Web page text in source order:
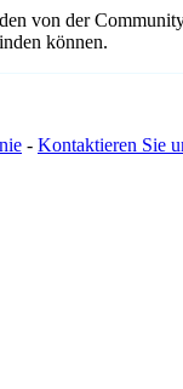
von der
können.
- Kontaktieren Sie